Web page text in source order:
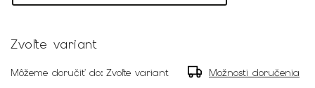
Zvoľte variant
Môžeme doručiť do: Zvoľte variant Možnosti doručenia